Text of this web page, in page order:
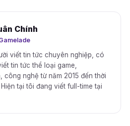
Chính
viết tin tức chuyên nghiệp, có
tin tức thể loại game,
công nghệ từ năm 2015 đến thời
tại tôi đang viết full-time tại